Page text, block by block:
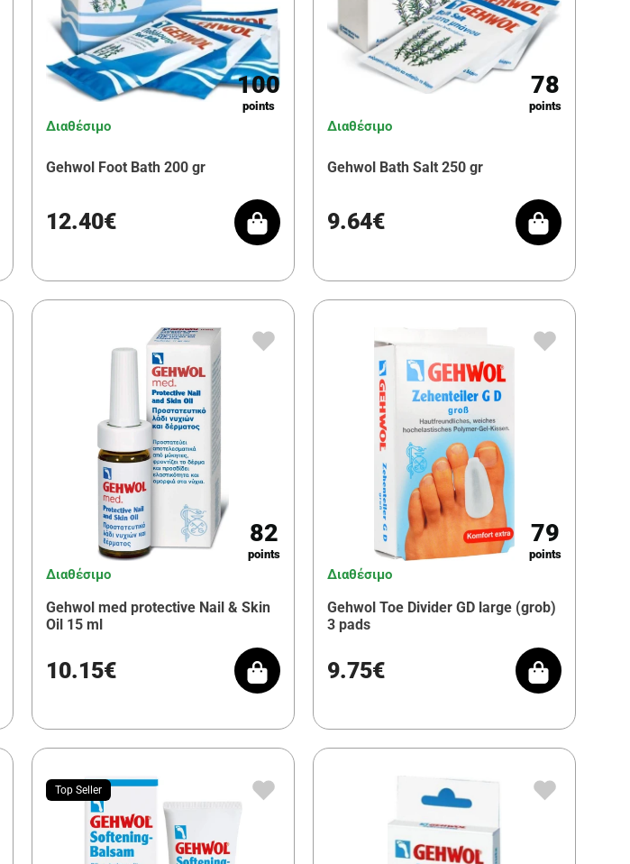
100
points
Διαθέσιμο
Gehwol Foot Bath 200 gr
12.40€
78
points
Διαθέσιμο
Gehwol Bath Salt 250 gr
9.64€
82
points
Διαθέσιμο
Gehwol med protective Nail & Skin
Oil 15 ml
10.15€
79
points
Διαθέσιμο
Gehwol Toe Divider GD large (grob)
3 pads
9.75€
Top Seller